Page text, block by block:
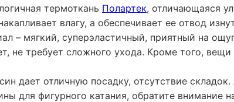
термоткань Полартек, отличающаяся
влагу, а обеспечивает ее отвод
– мягкий, суперэластичный, приятный на
не требует сложного ухода. Кроме того,
дает отличную посадку, отсутствие
для фигурного катания, обратите